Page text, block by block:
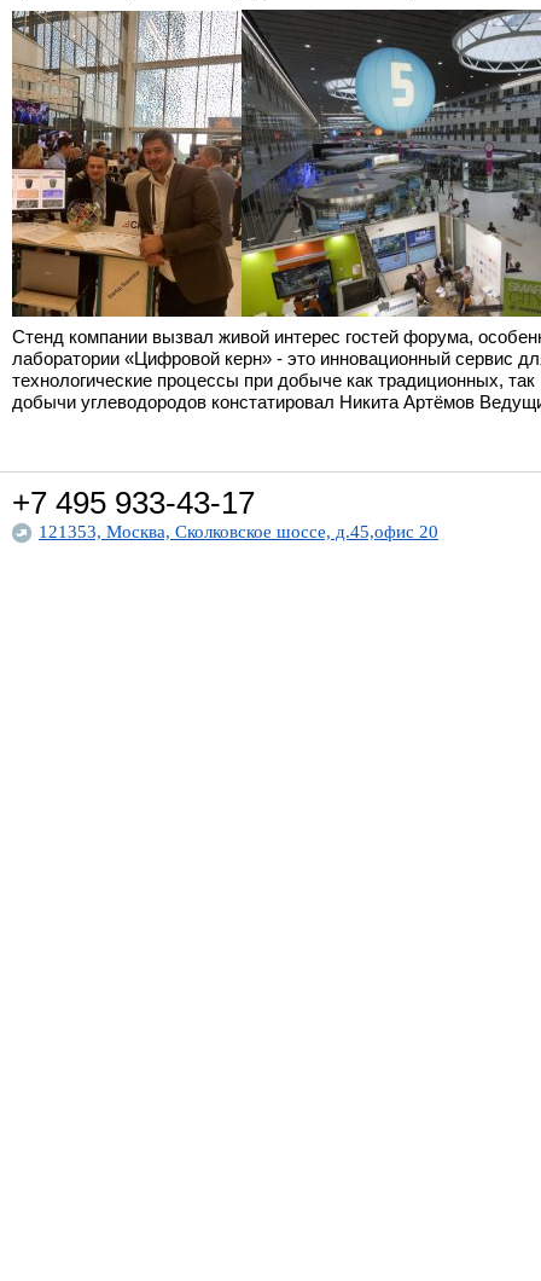
Стенд компании вызвал живой интерес гостей форума,
лаборатории «Цифровой керн» - это инновационный сервис
технологические процессы при добыче как традиционных,
добычи углеводородов констатировал Никита Артёмов
+7 495 933-43-17
121353, Москва, Сколковское шоссе, д.45,офис 20